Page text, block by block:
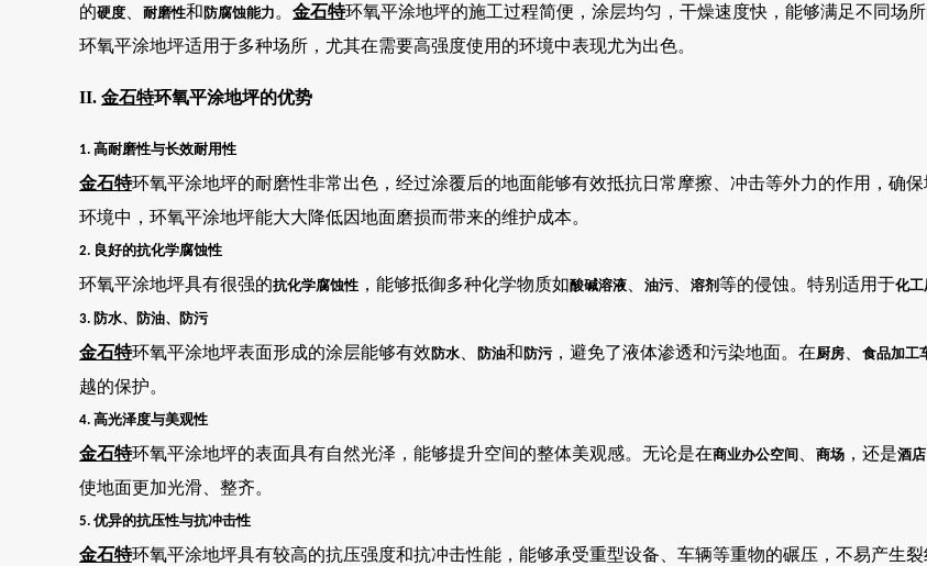
的硬度 耐磨性和防腐蚀能力 。 金石特环氧平涂地坪的施工过程简便，涂层均匀，干燥速度快，能够满足不同场所
环氧平涂地坪适用于多种场所，尤其在需要高强度使用的环境中表现尤为出色。
II. 金石特环氧平涂地坪的优势
1. 高耐磨性与长效耐用性
金石特环氧平涂地坪的耐磨性非常出色，经过涂覆后的地面能够有效抵抗日常摩擦、冲击等外力的作用，确
环境中，环氧平涂地坪能大大降低因地面磨损而带来的维护成本。
2. 良好的抗化学腐蚀性
环氧平涂地坪具有很强的抗化学腐蚀性 ，能够抵御多种化学物质如酸碱溶液 油污、 溶剂等的侵蚀。特别适用于化工
3. 防水、防油、防污
金石特环氧平涂地坪表面形成的涂层能够有效 防水 防油和 防污，避免了液体渗透和污染地面。在厨房 食品加工
越的保护。
4. 高光泽度与美观性
金石特环氧平涂地坪的表面具有自然光泽，能够提升空间的整体美观感。无论是在商业办公空间 商场 ，还是酒店
使地面更加光滑、整齐。
5. 优异的抗压性与抗冲击性
金石特环氧平涂地坪具有较高的抗压强度和抗冲击性能，能够承受重型设备、车辆等重物的碾压，不易产生